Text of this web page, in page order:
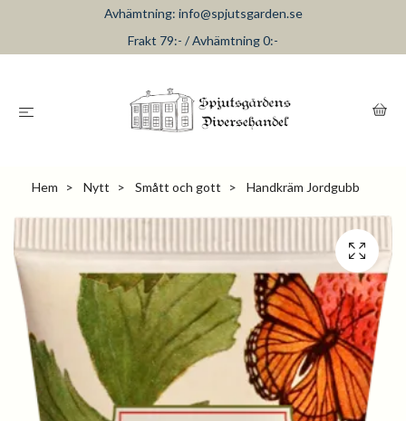
Avhämtning: info@spjutsgarden.se
Frakt 79:- / Avhämtning 0:-
Hem Nytt Smått och gott Handkräm Jordgubb